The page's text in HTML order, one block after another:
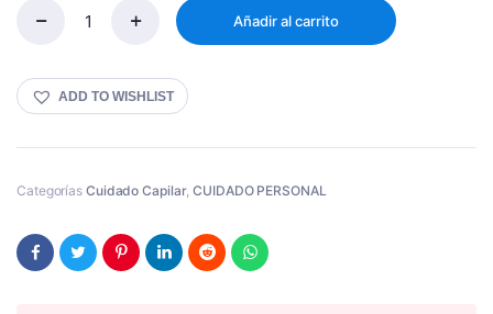
VIVE
370ML
Añadir al carrito
ADD TO WISHLIST
Categorías Cuidado Capilar,CUIDADO PERSONAL